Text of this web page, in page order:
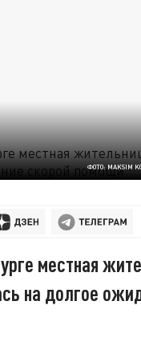
ФОТО: MAKSIM
местная
на долгое